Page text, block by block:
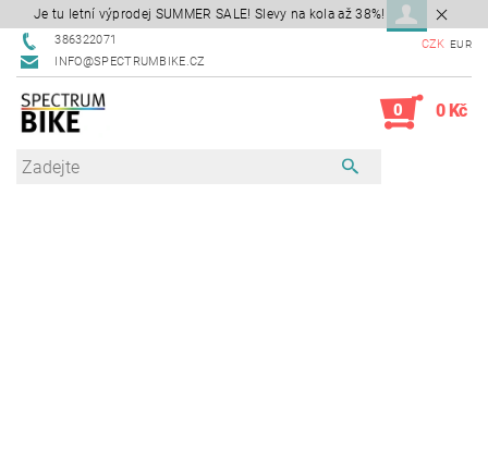
Je tu letní výprodej SUMMER SALE! Slevy na kola až 38%!
386322071
INFO@SPECTRUMBIKE.CZ
CZK EUR
0 0 Kč